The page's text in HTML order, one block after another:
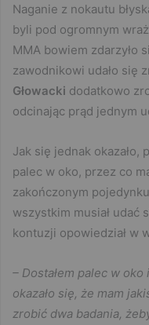
Naganie z nokautu
byli pod ogromnym
MMA bowiem zdarzyło
zawodnikowi udało się
Głowacki dodatkowo
odcinając prąd jednym
Jak się jednak okazało,
palec w oko, przez co
zakończonym
wszystkim musiał udać
kontuzji opowiedział w
– Dostałem palec w
okazało się, że mam
zrobić dwa badania,